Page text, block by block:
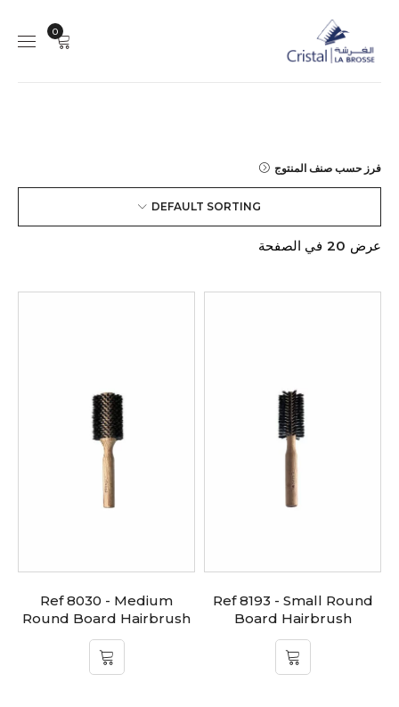
0
فرز حسب صنف المنتوج
DEFAULT SORTING
عرض 20 في الصفحة
Ref 8193 - Small Round
Board Hairbrush
Ref 8030 - Medium
Round Board Hairbrush